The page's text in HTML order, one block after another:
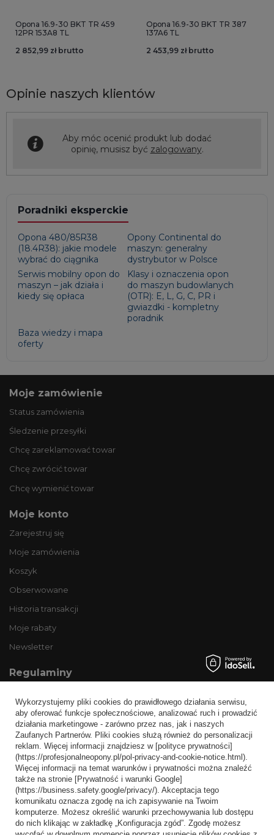
Opona 16.9-30 BKT TR 459
12PR 153A8 TL
2 852,99 zł brutto
Opona 16.9-30 BKT TR 387
137A6 TL
2 453,99 zł brutto
Opinie naszych klientów
Aby móc ocenić produkt lub dodać
opinię, musisz być zalogowany.
Poradniki eksperckie
Opona 480/85R38
(18.4R38): jakie modele
wybrać do ciągnika
Opony Continental do
maszyn: generalny
dystrybutor w Polsce
Serwis mobilny opon do
maszyn – jak działa i
kiedy się opłaca
Klasy i oznaczenia opon
do maszyn budowlanych
(OTR): E, L, G, C, PR i
gwiazdki - kompletny
poradnik
Baza wiedzy i mapa
oferty
Moje zamówienie
Status zamówienia
Śledzenie przesyłki
Chcę zareklamować towar
Chcę zwrócić towar
Chcę wymienić towar
Moje konto
Zarejestruj się
Moje zamówienia
Koszyk
Obserwowane
Historia transakcji
Moje rabaty
Newsletter
Regulaminy
Wysyłka
Sposoby płatności i prowizje
Regulamin
Polityka prywatności
Odstąpienie od umowy
Popularne kategorie
Opony bezdętkowe
Wykorzystujemy pliki cookies do prawidłowego działania serwisu,
aby oferować funkcje społecznościowe, analizować ruch i prowadzić
działania marketingowe - zarówno przez nas, jak i naszych
Zaufanych Partnerów. Pliki cookies służą również do personalizacji
reklam. Więcej informacji znajdziesz w [polityce prywatności]
(https://profesjonalneopony.pl/pol-privacy-and-cookie-notice.html).
Więcej informacji na temat warunków i prywatności można znaleźć
także na stronie [Prywatność i warunki Google]
(https://business.safety.google/privacy/). Akceptacja tego
komunikatu oznacza zgodę na ich zapisywanie na Twoim
komputerze. Możesz określić warunki przechowywania lub dostępu
do nich klikając w zakładkę „Konfiguracja zgód”. Zgodę możesz